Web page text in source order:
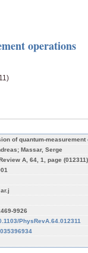
operations
of quantum-measurement
Massar, Serge
A, 64, 1, page (012311)
9926
PhysRevA.64.012311